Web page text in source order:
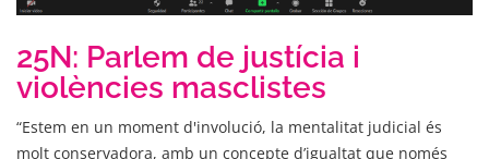
25N: Parlem de justícia i
violències masclistes
“Estem en un moment d'involució, la mentalitat judicial és
molt conservadora, amb un concepte d’igualtat que només